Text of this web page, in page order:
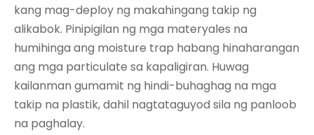
kang mag-deploy ng makahingang takip ng
alikabok. Pinipigilan ng mga materyales na
humihinga ang moisture trap habang hinaharangan
ang mga particulate sa kapaligiran. Huwag
kailanman gumamit ng hindi-buhaghag na mga
takip na plastik, dahil nagtataguyod sila ng panloob
na paghalay.